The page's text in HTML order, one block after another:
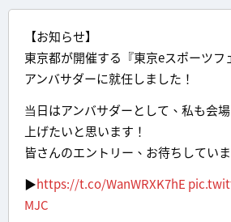
【お知らせ】
東京都が開催する『東京eスポーツフ
アンバサダーに就任しました！
当日はアンバサダーとして、私も会
上げたいと思います！
皆さんのエントリー、お待ちしてい
▶️https://t.co/WanWRXK7hE
MJC